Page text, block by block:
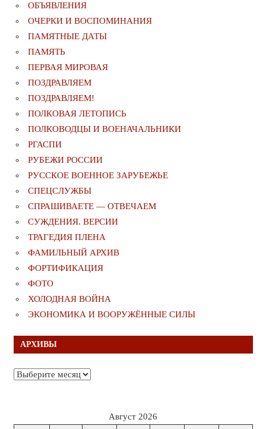
ОБЪЯВЛЕНИЯ
ОЧЕРКИ И ВОСПОМИНАНИЯ
ПАМЯТНЫЕ ДАТЫ
ПАМЯТЬ
ПЕРВАЯ МИРОВАЯ
ПОЗДРАВЛЯЕМ
ПОЗДРАВЛЯЕМ!
ПОЛКОВАЯ ЛЕТОПИСЬ
ПОЛКОВОДЦЫ И ВОЕНАЧАЛЬНИКИ
РГАСПИ
РУБЕЖИ РОССИИ
РУССКОЕ ВОЕННОЕ ЗАРУБЕЖЬЕ
СПЕЦСЛУЖБЫ
СПРАШИВАЕТЕ — ОТВЕЧАЕМ
СУЖДЕНИЯ. ВЕРСИИ
ТРАГЕДИЯ ПЛЕНА
ФАМИЛЬНЫЙ АРХИВ
ФОРТИФИКАЦИЯ
ФОТО
ХОЛОДНАЯ ВОЙНА
ЭКОНОМИКА И ВООРУЖЁННЫЕ СИЛЫ
АРХИВЫ
Архивы
Август 2026